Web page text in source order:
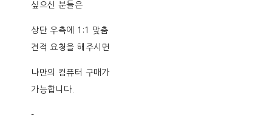
싶으신 분들은
상단 우측에 1:1 맞춤
견적 요청을 해주시면
나만의 컴퓨터 구매가
가능합니다.
-